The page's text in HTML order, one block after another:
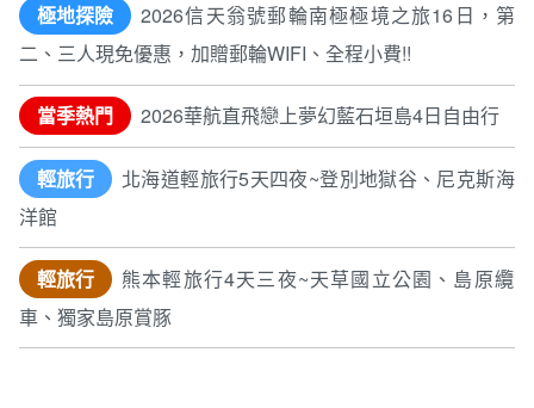
極地探險
2026信天翁號郵輪南極極境之旅16日，第
二、三人現免優惠，加贈郵輪WIFI、全程小費!!
當季熱門 2026華航直飛戀上夢幻藍石垣島4日自由行
輕旅行
北海道輕旅行5天四夜~登別地獄谷、尼克斯海
洋館
輕旅行
熊本輕旅行4天三夜~天草國立公園、島原纜
車、獨家島原賞豚